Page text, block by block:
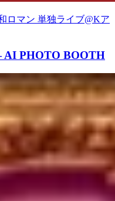
ロマン 単独ライブ@Kア
PHOTO BOOTH